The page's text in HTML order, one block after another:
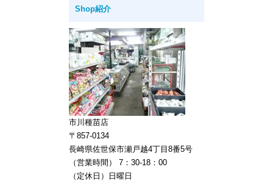
Shop紹介
市川種苗店
〒857-0134
長崎県佐世保市瀬戸越4丁目8番5号
（営業時間） 7：30-18：00
（定休日）日曜日